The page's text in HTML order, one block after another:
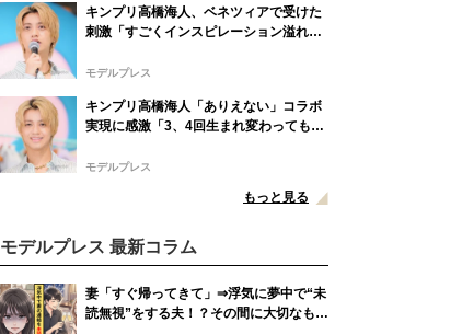
キンプリ高橋海人、ベネツィアで受けた
刺激「すごくインスピレーション溢れる
モデルプレス
キンプリ高橋海人「ありえない」コラボ
実現に感激「3、4回生まれ変わってもで
モデルプレス
もっと見る
モデルプレス 最新コラム
妻「すぐ帰ってきて」⇒浮気に夢中で“未
読無視”をする夫！？その間に大切なもの